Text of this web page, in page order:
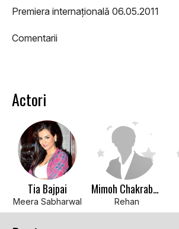
Premiera internațională 06.05.2011
Comentarii
Actori
Tia Bajpai
Meera Sabharwal
Mimoh Chakraborty
Rehan